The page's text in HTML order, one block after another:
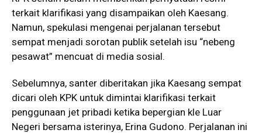
terkait klarifikasi yang disampaikan oleh Kaesang.
Namun, spekulasi mengenai perjalanan tersebut
sempat menjadi sorotan publik setelah isu “nebeng
pesawat” mencuat di media sosial.
Sebelumnya, santer diberitakan jika Kaesang sempat
dicari oleh KPK untuk dimintai klarifikasi terkait
penggunaan jet pribadi ketika bepergian kle Luar
Negeri bersama isterinya, Erina Gudono. Perjalanan ini